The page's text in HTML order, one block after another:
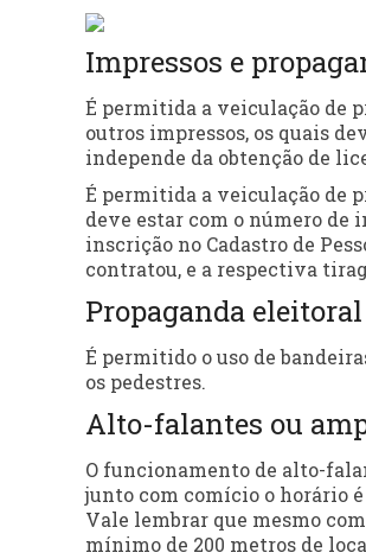
Impressos e
É permitida a veiculação de
outros impressos, os quais
independe da obtenção de
É permitida a veiculação de
deve estar com o número de
inscrição no Cadastro de
contratou, e a respectiva
Propaganda
É permitido o uso de
os pedestres.
Alto-falantes ou
O funcionamento de alto-
junto com comício o horário é
Vale lembrar que mesmo
mínimo de 200 metros de